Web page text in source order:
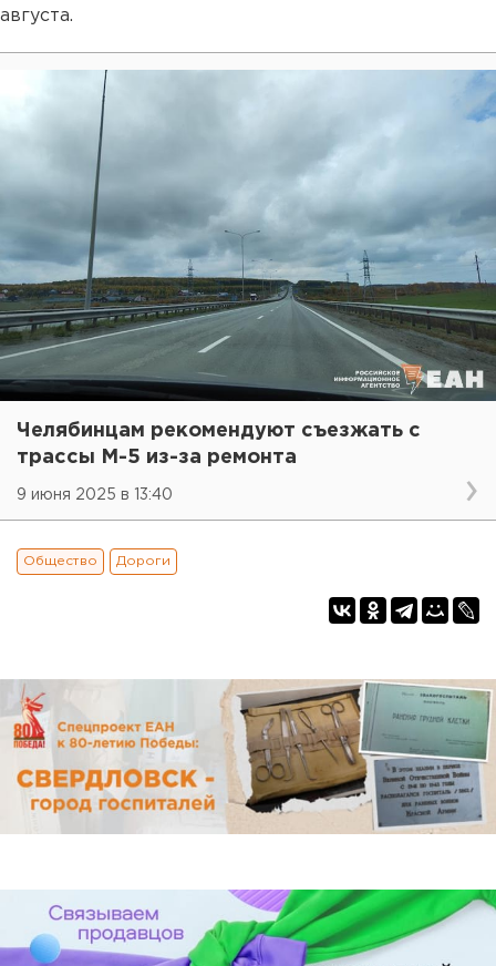
августа.
Челябинцам рекомендуют съезжать с
трассы М-5 из-за ремонта
9 июня 2025 в 13:40
Общество Дороги